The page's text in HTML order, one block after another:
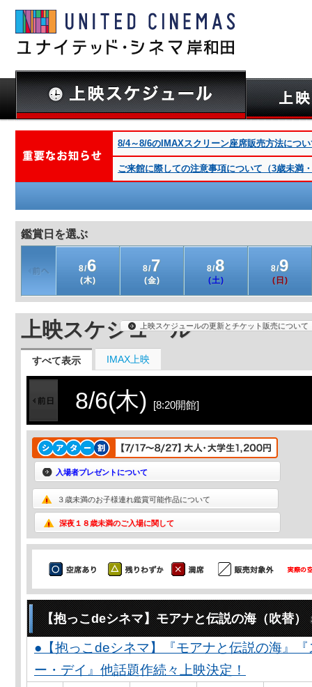
8/4～8/6のIMAXスクリーン座席販売方法につ
ご来館に際しての注意事項について（3歳未満
鑑賞日を選ぶ
8/6
(木)
8/7
(金)
8/8
(土)
8/9
(日)
上映スケジュール
すべて表示 IMAX上映
上映スケジュールの更新とチケット販売について
8/6(木) [8:20開館]
入場者プレゼントについて
３歳未満のお子様連れ鑑賞可能作品について
深夜１８歳未満のご入場に関して
【抱っこdeシネマ】モアナと伝説の海（吹替）
●【抱っこdeシネマ】『モアナと伝説の海』
ー・デイ』他話題作続々上映決定！